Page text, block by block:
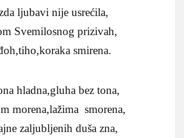
ljubavi nije usrećila,
Svemilosnog prizivah,
smirena.
hladna,gluha bez tona,
morena,lažima smorena,
zaljubljenih duša zna,